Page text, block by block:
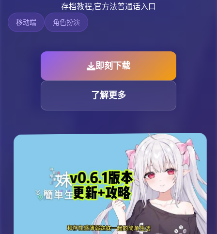
存档教程,官方法普通话入口
移动端 角色扮演
即刻下载
了解更多